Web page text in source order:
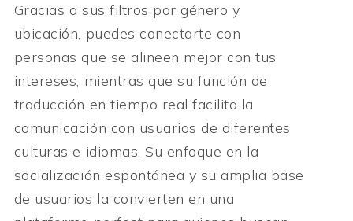
Gracias a sus filtros por género y
ubicación, puedes conectarte con
personas que se alineen mejor con tus
intereses, mientras que su función de
traducción en tiempo real facilita la
comunicación con usuarios de diferentes
culturas e idiomas. Su enfoque en la
socialización espontánea y su amplia base
de usuarios la convierten en una